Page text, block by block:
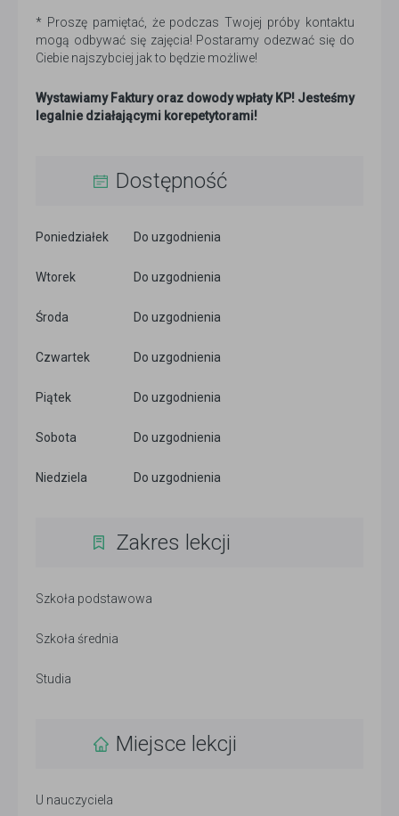
* Proszę pamiętać, że podczas Twojej próby kontaktu
mogą odbywać się zajęcia! Postaramy odezwać się do
Ciebie najszybciej jak to będzie możliwe!
Wystawiamy Faktury oraz dowody wpłaty KP! Jesteśmy
legalnie działającymi korepetytorami!
Dostępność
Poniedziałek Do uzgodnienia
Wtorek Do uzgodnienia
Środa Do uzgodnienia
Czwartek Do uzgodnienia
Piątek Do uzgodnienia
Sobota Do uzgodnienia
Niedziela Do uzgodnienia
Zakres lekcji
Szkoła podstawowa
Szkoła średnia
Studia
Miejsce lekcji
U nauczyciela